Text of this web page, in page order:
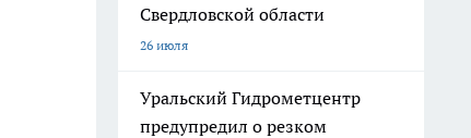
Свердловской области
26 июля
Уральский Гидрометцентр
предупредил о резком